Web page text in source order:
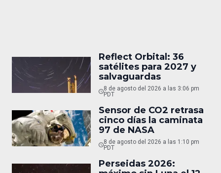
Reflect Orbital: 36
satélites para 2027 y
salvaguardas
8 de agosto del 2026 a las 3:06 pm
PDT
Sensor de CO2 retrasa
cinco días la caminata
97 de NASA
8 de agosto del 2026 a las 1:10 pm
PDT
Perseidas 2026: